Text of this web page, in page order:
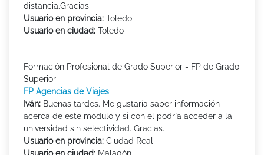
distancia.Gracias
Usuario en provincia: Toledo
Usuario en ciudad: Toledo
Formación Profesional de Grado Superior - FP de Grado
Superior
FP Agencias de Viajes
Iván: Buenas tardes. Me gustaría saber información
acerca de este módulo y si con él podría acceder a la
universidad sin selectividad. Gracias.
Usuario en provincia: Ciudad Real
Usuario en ciudad: Malagón